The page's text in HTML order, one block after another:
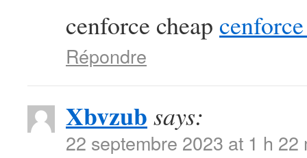
cenforce cheap
Répondre
Xbvzub says:
22 septembre 2023 at 1 h 22